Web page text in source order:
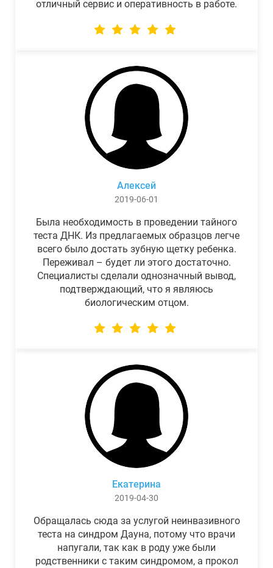
отличный сервис и оперативность в работе.
Алексей
2019-06-01
Была необходимость в проведении тайного
теста ДНК. Из предлагаемых образцов легче
всего было достать зубную щетку ребенка.
Переживал – будет ли этого достаточно.
Специалисты сделали однозначный вывод,
подтверждающий, что я являюсь
биологическим отцом.
Екатерина
2019-04-30
Обращалась сюда за услугой неинвазивного
теста на синдром Дауна, потому что врачи
напугали, так как в роду уже были
родственники с таким синдромом, а прокол